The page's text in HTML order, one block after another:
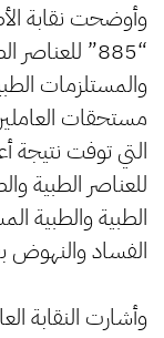
وأوضحت نقابة
“885”
والمستلزمات
مستحقات
التي توفت نتيجة
للعناصر الطبية
الطبية والطبية
الفساد والنهوض
وأشارت النقابة